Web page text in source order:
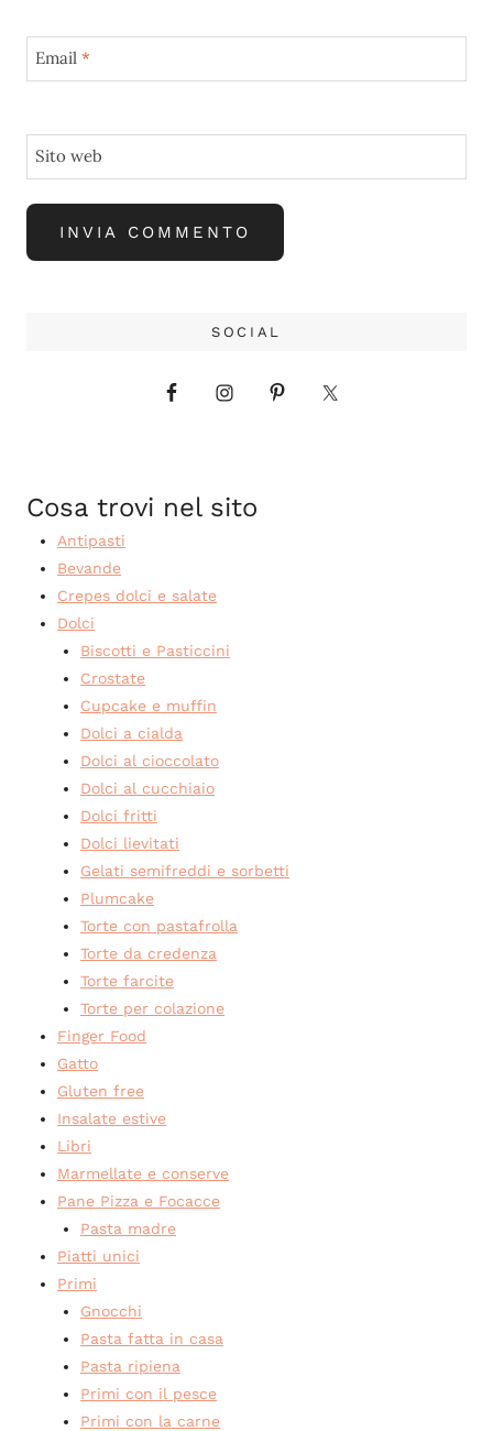
Email *
Sito web
SOCIAL
Cosa trovi nel sito
Antipasti
Bevande
Crepes dolci e salate
Dolci
Biscotti e Pasticcini
Crostate
Cupcake e muffin
Dolci a cialda
Dolci al cioccolato
Dolci al cucchiaio
Dolci fritti
Dolci lievitati
Gelati semifreddi e sorbetti
Plumcake
Torte con pastafrolla
Torte da credenza
Torte farcite
Torte per colazione
Finger Food
Gatto
Gluten free
Insalate estive
Libri
Marmellate e conserve
Pane Pizza e Focacce
Pasta madre
Piatti unici
Primi
Gnocchi
Pasta fatta in casa
Pasta ripiena
Primi con il pesce
Primi con la carne